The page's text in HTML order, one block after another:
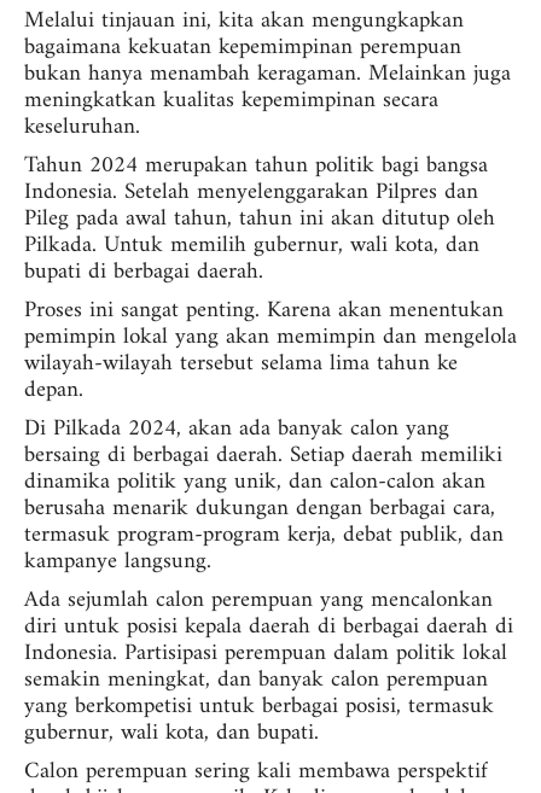
Melalui tinjauan ini, kita akan mengungkapkan
bagaimana kekuatan kepemimpinan perempuan
bukan hanya menambah keragaman. Melainkan juga
meningkatkan kualitas kepemimpinan secara
keseluruhan.
Tahun 2024 merupakan tahun politik bagi bangsa
Indonesia. Setelah menyelenggarakan Pilpres dan
Pileg pada awal tahun, tahun ini akan ditutup oleh
Pilkada. Untuk memilih gubernur, wali kota, dan
bupati di berbagai daerah.
Proses ini sangat penting. Karena akan menentukan
pemimpin lokal yang akan memimpin dan mengelola
wilayah-wilayah tersebut selama lima tahun ke
depan.
Di Pilkada 2024, akan ada banyak calon yang
bersaing di berbagai daerah. Setiap daerah memiliki
dinamika politik yang unik, dan calon-calon akan
berusaha menarik dukungan dengan berbagai cara,
termasuk program-program kerja, debat publik, dan
kampanye langsung.
Ada sejumlah calon perempuan yang mencalonkan
diri untuk posisi kepala daerah di berbagai daerah di
Indonesia. Partisipasi perempuan dalam politik lokal
semakin meningkat, dan banyak calon perempuan
yang berkompetisi untuk berbagai posisi, termasuk
gubernur, wali kota, dan bupati.
Calon perempuan sering kali membawa perspektif